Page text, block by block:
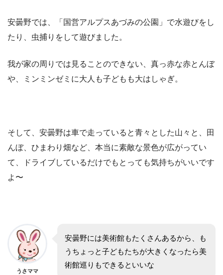
安曇野では、「国営アルプスあづみの公園」で水遊びをし
たり、虫捕りをして遊びました。
我が家の周りでは見ることのできない、真っ赤な赤とんぼ
や、ミンミンゼミに大人も子どもも大はしゃぎ。
そして、安曇野は車で走っていると青々とした山々と、田
んぼ、ひまわり畑など、本当に素敵な景色が広がってい
て、ドライブしているだけでもとっても気持ちがいいです
よ〜
うさママ
安曇野には美術館もたくさんあるから、も
うちょっと子どもたちが大きくなったら美
術館巡りもできるといいな